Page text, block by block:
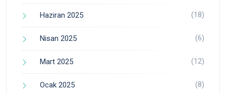
Haziran 2025 (18)
Nisan 2025 (6)
Mart 2025 (12)
Ocak 2025 (8)